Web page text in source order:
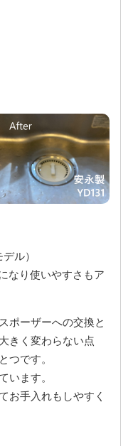
ル）
なり使いやすさもア
ポーザーへの交換と
きく変わらない点
つです。
います。
お手入れもしやすく